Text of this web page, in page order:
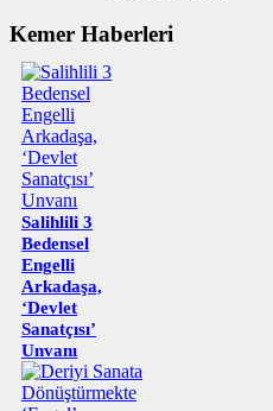
Kemer Haberleri
Salihlili 3
Bedensel
Engelli
Arkadaşa,
‘Devlet
Sanatçısı’
Unvanı